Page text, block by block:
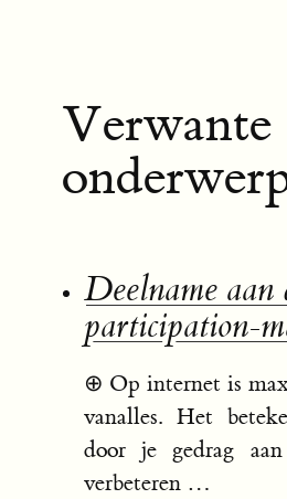
Verwante
Deelname
participation-
⊕ Op internet is
vanalles. Het
door je gedrag
verbeteren …